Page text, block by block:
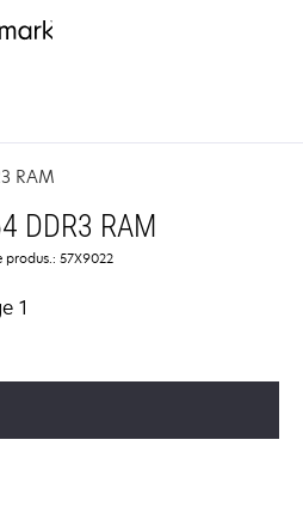
RAM
DDR3 RAM
produs.: 57X9022